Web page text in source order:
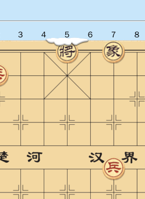
３ ４ ５ ６ ７ ８